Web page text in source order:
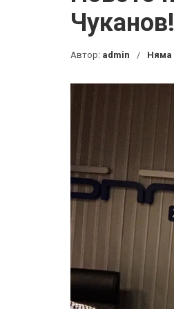
Чуканов!
Автор: admin Няма